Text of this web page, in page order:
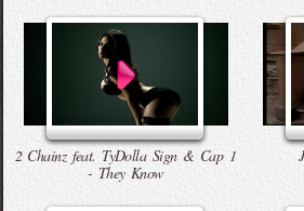
2 Chainz feat. TyDolla Sign & Cap 1
- They Know